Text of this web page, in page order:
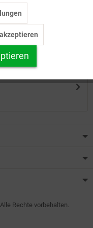
Rechte vorbehalten.
Inaktiv